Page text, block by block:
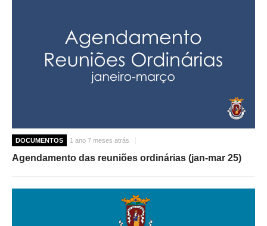
DOCUMENTOS 1 ano 7 meses atrás
Agendamento das reuniões ordinárias (jan-mar 25)